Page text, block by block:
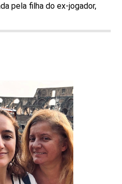
pela filha do ex-jogador,